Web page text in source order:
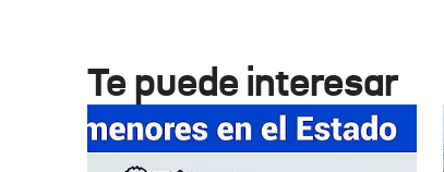
Te puede interesar